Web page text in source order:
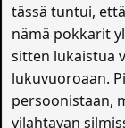
tässä tuntui,
nämä pokkarit
sitten lukaistua
lukuvuoroaan.
persoonistaan,
vilahtavan